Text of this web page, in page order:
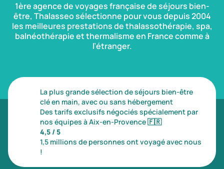
1ère agence de voyages française de séjours bien-
être, Thalasseo sélectionne pour vous depuis 2004
les meilleures prestations de thalassothérapie, spa,
balnéothérapie et thermalisme en France comme à
l’étranger.
La plus grande sélection de séjours bien-être
clé en main, avec ou sans hébergement
Des tarifs exclusifs négociés spécialement par
nos équipes à Aix-en-Provence🇫🇷
4,5 / 5
1,5 millions de personnes ont voyagé avec nous
!